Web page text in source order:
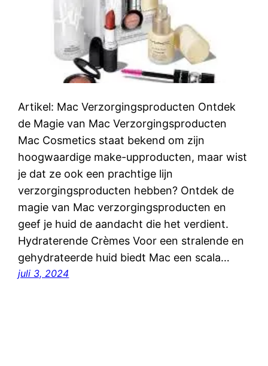
Artikel: Mac Verzorgingsproducten Ontdek
de Magie van Mac Verzorgingsproducten
Mac Cosmetics staat bekend om zijn
hoogwaardige make-upproducten, maar wist
je dat ze ook een prachtige lijn
verzorgingsproducten hebben? Ontdek de
magie van Mac verzorgingsproducten en
geef je huid de aandacht die het verdient.
Hydraterende Crèmes Voor een stralende en
gehydrateerde huid biedt Mac een scala…
juli 3, 2024